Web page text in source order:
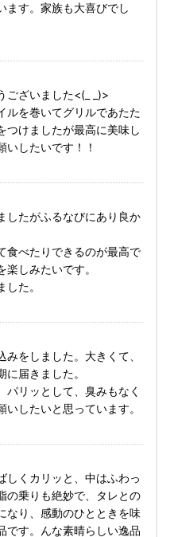
ます。家族も大喜びでし
ございました<(_ _)>
ルを巻いてグリルであたた
つけましたが最高に美味し
いしたいです！！
したがふるなびにあり良か
食べたりできるのが最高で
しみたいです。
た。
をしました。大きくて、
届きました。
リッとして、臭みもなく
したいと思っています。
しくカリッと、中はふわっ
の乗りも絶妙で、タレとの
なり、感動のひとときを味
です。んな素晴らしい逸品